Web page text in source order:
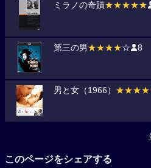
ミラノの奇蹟★★★★★
第三の男 ★★★★☆ 8
男と女（1966）
このページをシェアする